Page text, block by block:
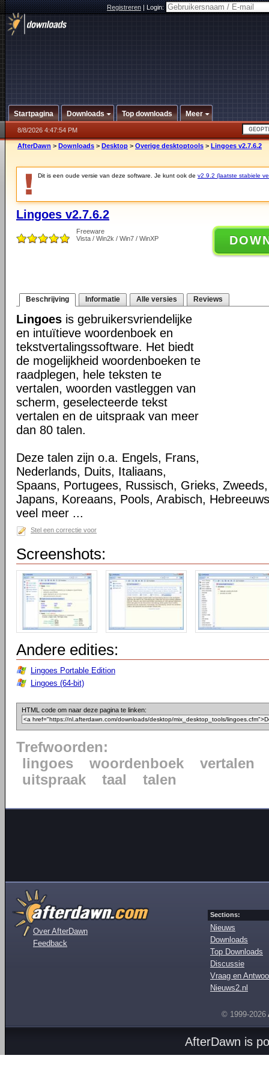
Registreren|Login:
Startpagina Downloads Top downloads Meer
8/8/2026 4:47:54 PM
AfterDawn > Downloads > Desktop > Overige desktoptools > Lingoes v2.7.6.2
Dit is een oude versie van deze software. Je kunt ook de v2.9.2 (laatste stabiele
Lingoes v2.7.6.2
Freeware
Vista / Win2k / Win7 / WinXP
Beschrijving Informatie Alle versies Reviews
Lingoes is gebruikersvriendelijke
en intuïtieve woordenboek en
tekstvertalingssoftware. Het biedt
de mogelijkheid woordenboeken te
raadplegen, hele teksten te
vertalen, woorden vastleggen van
scherm, geselecteerde tekst
vertalen en de uitspraak van meer
dan 80 talen.
Deze talen zijn o.a. Engels, Frans,
Nederlands, Duits, Italiaans,
Spaans, Portugees, Russisch, Grieks,
Japans, Koreaans, Pools, Arabisch,
veel meer ...
Stel een correctie voor
Screenshots:
Andere edities:
Lingoes Portable Edition
Lingoes (64-bit)
HTML code om naar deze pagina te linken:
Trefwoorden:
lingoes
woordenboek
vertalen
uitspraak
taal talen
Over AfterDawn
Feedback
Sections:
Nieuws
Downloads
Top Downloads
Discussie
Vraag en
Nieuws2.nl
© 1999-2026
AfterDawn is